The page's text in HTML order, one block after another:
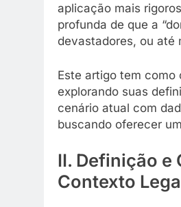
aplicação mais
profunda de que a
devastadores, ou até
Este artigo tem como
explorando suas
cenário atual com
buscando oferecer
II. Definição e
Contexto